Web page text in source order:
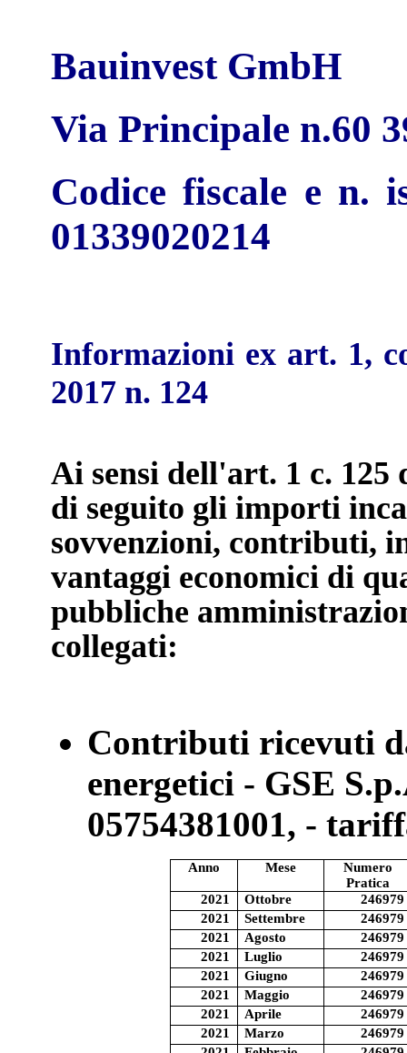
Bauinvest GmbH
Via Principale n.60
Codice fiscale e n.
01339020214
Informazioni ex art. 1,
2017 n. 124
Ai sensi dell'art. 1 c. 125
di seguito gli importi
sovvenzioni, contributi,
vantaggi economici di
pubbliche
collegati:
Contributi ricevuti
energetici - GSE
05754381001, -
Anno Mese
Numero
Pratica
2021
Ottobre
246979
2021
Settembre
246979
2021
Agosto
246979
2021
Luglio
246979
2021
Giugno
246979
2021
Maggio
246979
2021
Aprile
246979
2021
Marzo
246979